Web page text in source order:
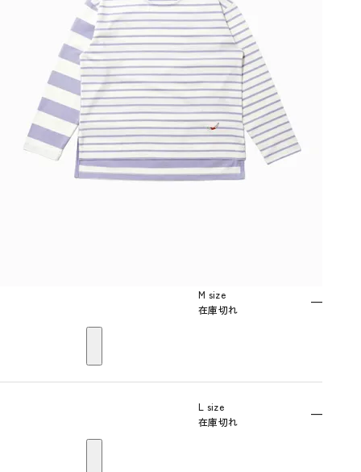
M size
在庫切れ
—
L size
在庫切れ
—